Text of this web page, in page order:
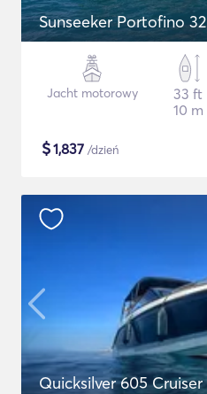
Sunseeker Portofino 32
Jacht motorowy
33 ft
10 m
$1,837 /dzień
Quicksilver 605 Cruiser